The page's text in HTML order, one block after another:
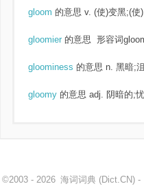
gloom 的意思 v. (使)变黑;(使
gloomier 的意思 形容词
gloominess 的意思 n. 黑暗;
gloomy 的意思 adj. 阴暗的;
©2003 - 2026 海词词典 (Dict.CN)